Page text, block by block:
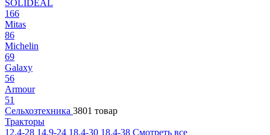
SOLIDEAL
166
Mitas
86
Michelin
69
Galaxy
56
Armour
51
Сельхозтехника 3801 товар
Тракторы
12.4-28 14.9-24 18.4-30 18.4-38 Смотреть все